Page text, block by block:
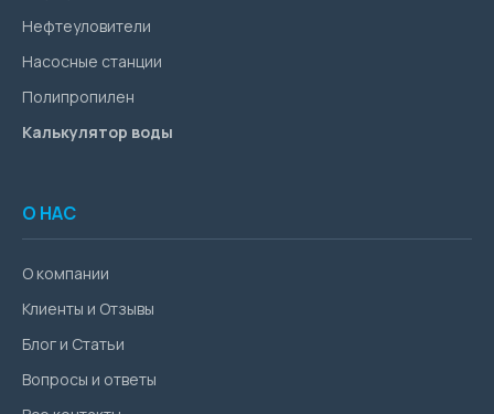
Нефтеуловители
Насосные станции
Полипропилен
Калькулятор воды
О НАС
О компании
Клиенты и Отзывы
Блог и Статьи
Вопросы и ответы